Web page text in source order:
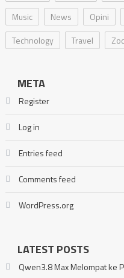
Music
News Opini
Technology
Travel
META
Register
Log in
Entries feed
Comments feed
WordPress.org
LATEST POSTS
Qwen3.8 Max Melompat ke